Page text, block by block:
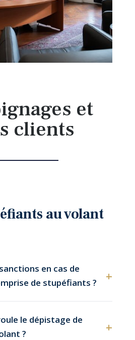
et
clients
au volant
en cas de
de stupéfiants ?
+
le dépistage de
?
+